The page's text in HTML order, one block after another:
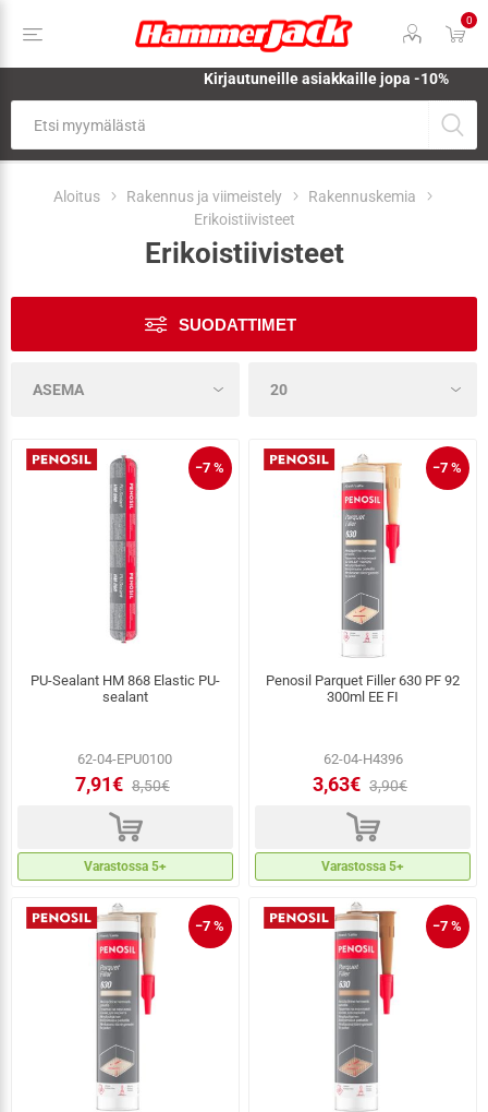
0
Kirjautuneille asiakkaille jopa -10%
Aloitus Rakennus ja viimeistely
Rakennuskemia
Erikoistiivisteet
Erikoistiivisteet
SUODATTIMET
−7 %
PU-Sealant HM 868 Elastic PU-
sealant
62-04-EPU0100
7,91€ 8,50€
d
Varastossa 5+
−7 %
Penosil Parquet Filler 630 PF 92
300ml EE FI
62-04-H4396
3,63€ 3,90€
d
Varastossa 5+
−7 % −7 %